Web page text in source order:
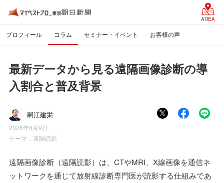
AREA
プロフィール コラム セミナー・イベント お客様の声
最新データから見る遠隔画像診断の導
入割合と普及背景
嗣江建栄
2026年6月9日
テーマ： 遠隔読影
遠隔画像診断（遠隔読影）は、CTやMRI、X線画像を通信ネ
ットワークを通じて放射線診断専門医が読影する仕組みであ